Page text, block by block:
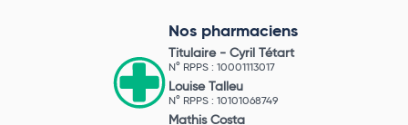
Nos pharmaciens
Titulaire - Cyril Tétart
N° RPPS : 10001113017
Louise Talleu
N° RPPS : 10101068749
Mathis Costa